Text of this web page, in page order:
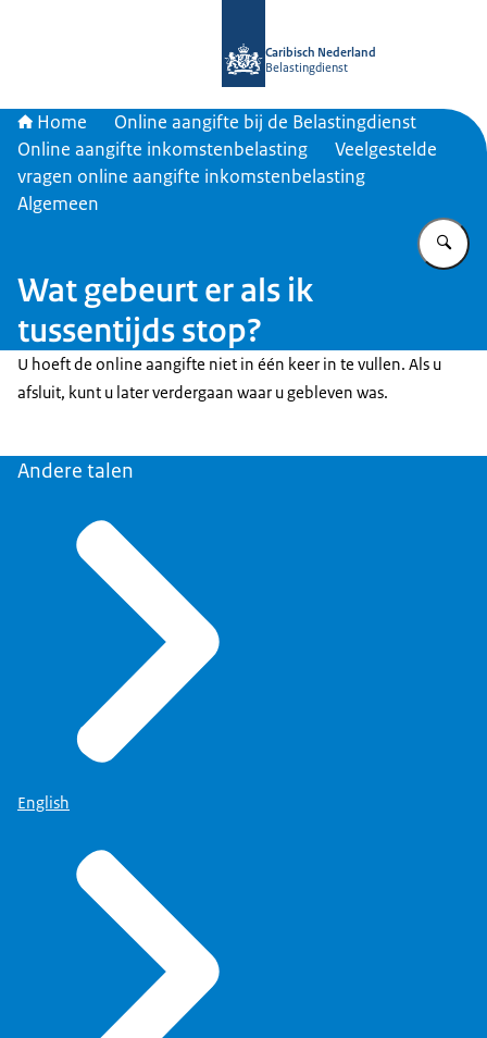
Caribisch Nederland
Belastingdienst
Home
Online aangifte bij de Belastingdienst
Online aangifte inkomstenbelasting
Veelgestelde
vragen online aangifte inkomstenbelasting
Algemeen
Wat gebeurt er als ik
tussentijds stop?
U hoeft de online aangifte niet in één keer in te vullen. Als u
afsluit, kunt u later verdergaan waar u gebleven was.
Andere talen
English